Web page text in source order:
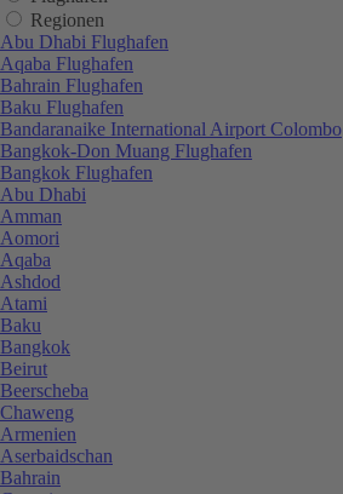
Regionen
Abu Dhabi Flughafen
Aqaba Flughafen
Bahrain Flughafen
Baku Flughafen
Bandaranaike International Airport Colombo
Bangkok-Don Muang Flughafen
Bangkok Flughafen
Abu Dhabi
Amman
Aomori
Aqaba
Ashdod
Atami
Baku
Bangkok
Beirut
Beerscheba
Chaweng
Armenien
Aserbaidschan
Bahrain